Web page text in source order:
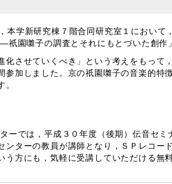
学新研究棟７階合同研究室１において
園囃子の調査とそれにもとづいた創作
化させていくべき」という考えをもって
参加しました。京の祇園囃子の音楽的特
。
ーでは，平成３０年度（後期）伝音セミ
ンターの教員が講師となり，ＳＰレコー
方にも，気軽に受講していただける無